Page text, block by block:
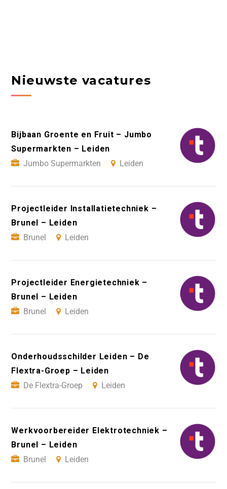
Nieuwste vacatures
Bijbaan Groente en Fruit – Jumbo
Supermarkten – Leiden
Jumbo Supermarkten
Leiden
Projectleider Installatietechniek –
Brunel – Leiden
Brunel
Leiden
Projectleider Energietechniek –
Brunel – Leiden
Brunel
Leiden
Onderhoudsschilder Leiden – De
Flextra-Groep – Leiden
De Flextra-Groep
Leiden
Werkvoorbereider Elektrotechniek –
Brunel – Leiden
Brunel
Leiden